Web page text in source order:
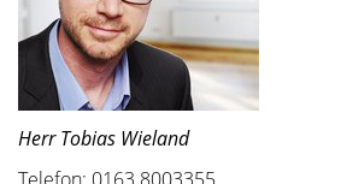
Herr Tobias Wieland